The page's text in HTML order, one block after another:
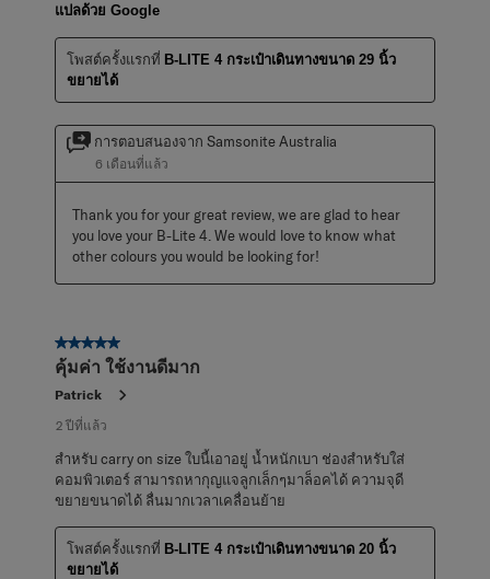
แปลด้วย Google
โพสต์ครั้งแรกที่ B-LITE 4 กระเป๋าเดินทางขนาด 29 นิ้ว
ขยายได้
การตอบสนองจาก Samsonite Australia
6 เดือนที่แล้ว
Thank you for your great review, we are glad to hear
you love your B-Lite 4. We would love to know what
other colours you would be looking for!
5 จาก 5 ดาว
คุ้มค่า ใช้งานดีมาก
Patrick
2 ปีที่แล้ว
สำหรับ carry on size ใบนี้เอาอยู่ น้ำหนักเบา ช่องสำหรับใส่
คอมพิวเตอร์ สามารถหากุญแจลูกเล็กๆมาล็อคได้ ความจุดี
ขยายขนาดได้ ลื่นมากเวลาเคลื่อนย้าย
โพสต์ครั้งแรกที่ B-LITE 4 กระเป๋าเดินทางขนาด 20 นิ้ว
ขยายได้